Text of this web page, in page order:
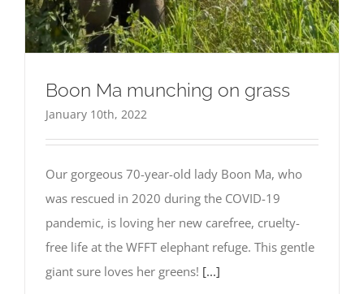
Boon Ma munching on grass
January 10th, 2022
Our gorgeous 70-year-old lady Boon Ma, who
was rescued in 2020 during the COVID-19
pandemic, is loving her new carefree, cruelty-
free life at the WFFT elephant refuge. This gentle
giant sure loves her greens! [...]